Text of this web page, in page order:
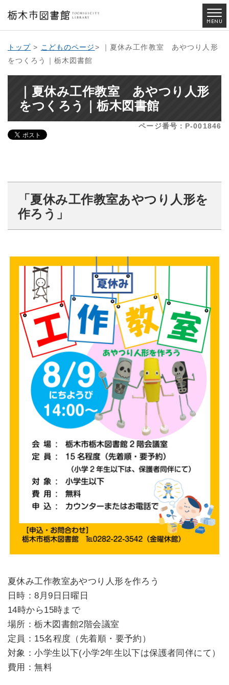
トップ > こどものページ> ｜夏休み工作教室 あやつり人形
をつくろう｜栃木図書館
｜夏休み工作教室 あやつり人形
をつくろう｜栃木図書館
ページ番号：P-001846
「夏休み工作教室あやつり人形を
作ろう」
夏休み工作教室あやつり人形を作ろう
日時：8月9日日曜日
14時から15時まで
場所：栃木図書館2階会議室
定員：15名程度（先着順・要予約）
対象：小学生以下(小学2年生以下は保護者同伴にて）
費用：無料